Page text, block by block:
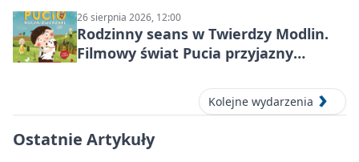
26 sierpnia 2026, 12:00
Rodzinny seans w Twierdzy Modlin.
Filmowy świat Pucia przyjazny
Kolejne wydarzenia
Ostatnie Artykuły